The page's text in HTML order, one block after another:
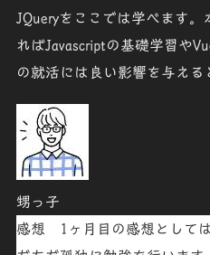
JQueryをここでは学べます
ればJavascriptの基礎学習や
の就活には良い影響を与える
甥っ子
感想 1ヶ月目の感想として